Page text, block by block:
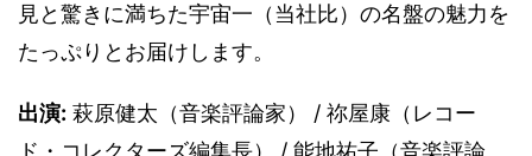
見と驚きに満ちた宇宙一（当社比）の名盤の魅力を
たっぷりとお届けします。
出演: 萩原健太（音楽評論家） / 祢屋康（レコー
ド・コレクターズ編集長） / 能地祐子（音楽評論